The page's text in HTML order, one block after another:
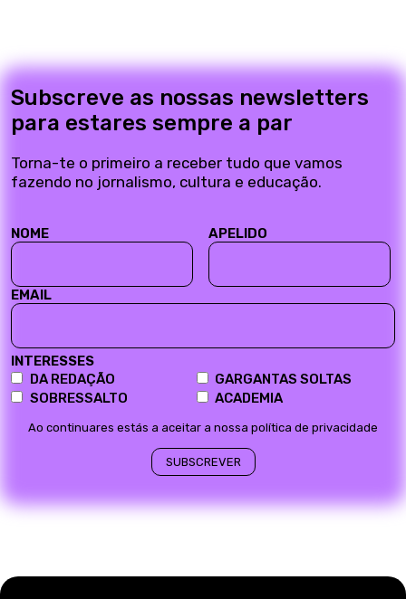
Subscreve as nossas newsletters
para estares sempre a par
Torna-te o primeiro a receber tudo que vamos
fazendo no jornalismo, cultura e educação.
NOME APELIDO
EMAIL
INTERESSES
DA REDAÇÃO
SOBRESSALTO
GARGANTAS SOLTAS
ACADEMIA
Ao continuares estás a aceitar a nossa política de privacidade